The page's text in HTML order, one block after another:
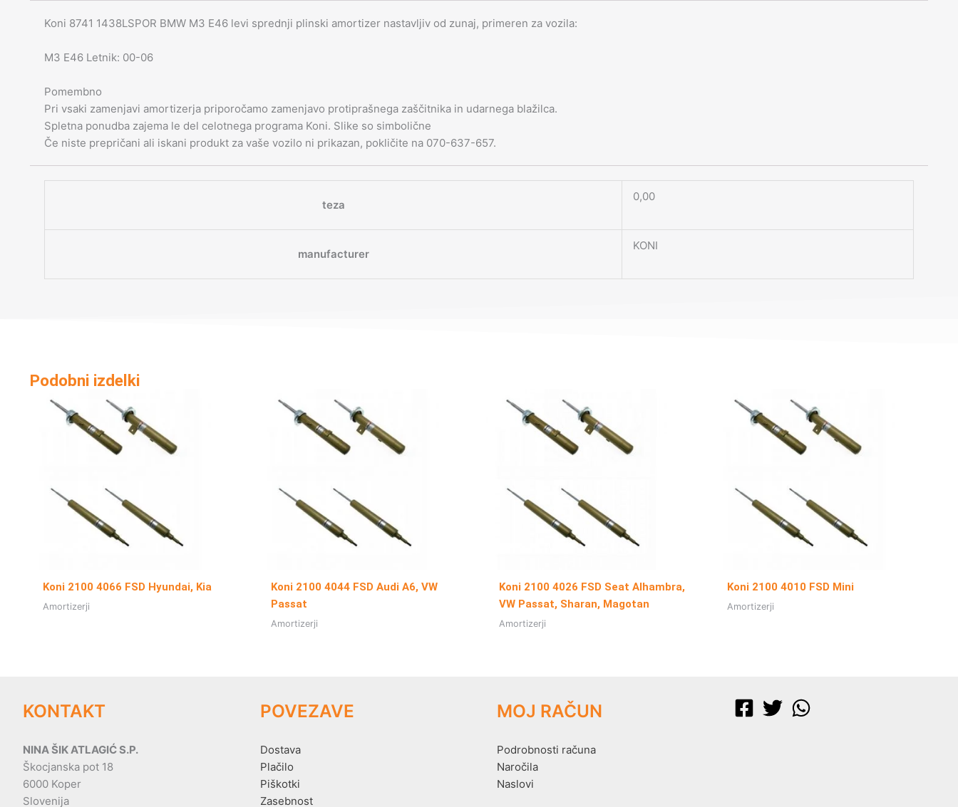
Koni 8741 1438LSPOR BMW M3 E46 levi sprednji plinski amortizer nastavljiv od zunaj, primeren za vozila:
M3 E46 Letnik: 00-06
Pomembno
Pri vsaki zamenjavi amortizerja priporočamo zamenjavo protiprašnega zaščitnika in udarnega blažilca.
Spletna ponudba zajema le del celotnega programa Koni. Slike so simbolične
Če niste prepričani ali iskani produkt za vaše vozilo ni prikazan, pokličite na 070-637-657.
teza
0,00
manufacturer
KONI
Podobni izdelki
Koni 2100 4066 FSD Hyundai, Kia
Amortizerji
Koni 2100 4044 FSD Audi A6, VW
Passat
Amortizerji
Koni 2100 4026 FSD Seat Alhambra,
VW Passat, Sharan, Magotan
Amortizerji
Koni 2100 4010 FSD Mini
Amortizerji
KONTAKT
NINA ŠIK ATLAGIĆ S.P.
Škocjanska pot 18
6000 Koper
Slovenija
POVEZAVE
Dostava
Plačilo
Piškotki
Zasebnost
MOJ RAČUN
Podrobnosti računa
Naročila
Naslovi